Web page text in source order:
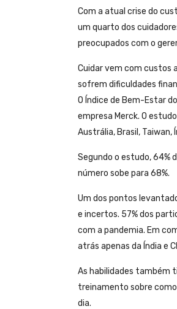
Com a atual crise do
um quarto dos
preocupados com o
Cuidar vem com custos
sofrem dificuldades
O Índice de Bem-Estar
empresa Merck. O
Austrália, Brasil, Taiwan,
Segundo o estudo, 64%
número sobe para 68%.
Um dos pontos
e incertos. 57% dos
com a pandemia. Em
atrás apenas da Índia e
As habilidades também
treinamento sobre
dia.